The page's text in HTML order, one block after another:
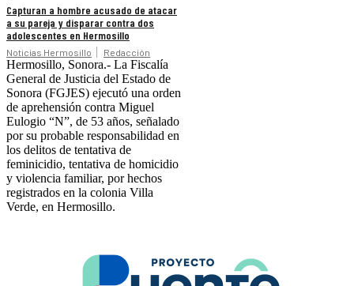
Capturan a hombre acusado de atacar
a su pareja y disparar contra dos
adolescentes en Hermosillo
Noticias Hermosillo Redacción
Hermosillo, Sonora.- La Fiscalía
General de Justicia del Estado de
Sonora (FGJES) ejecutó una orden
de aprehensión contra Miguel
Eulogio “N”, de 53 años, señalado
por su probable responsabilidad en
los delitos de tentativa de
feminicidio, tentativa de homicidio
y violencia familiar, por hechos
registrados en la colonia Villa
Verde, en Hermosillo.